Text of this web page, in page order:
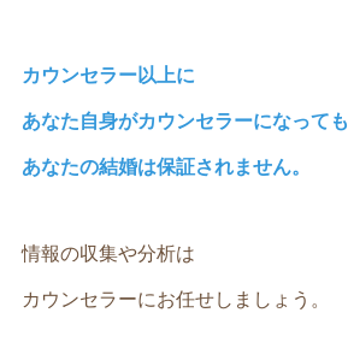
カウンセラー以上に
あなた自身がカウンセラーになっても
あなたの結婚は保証されません。
情報の収集や分析は
カウンセラーにお任せしましょう。